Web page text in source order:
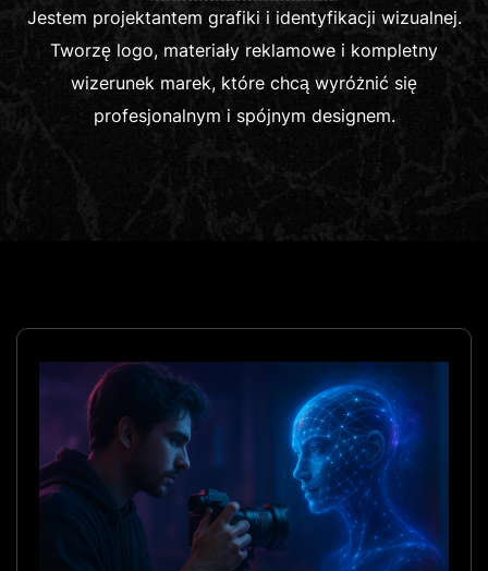
Jestem projektantem grafiki i identyfikacji wizualnej.
Tworzę logo, materiały reklamowe i kompletny
wizerunek marek, które chcą wyróżnić się
profesjonalnym i spójnym designem.